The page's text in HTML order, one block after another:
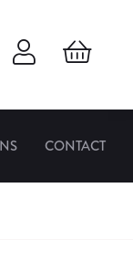
CONTACT